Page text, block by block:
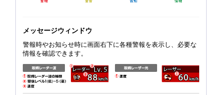
メッセージウィンドウ
警報時やお知らせ時に画面右下に各種警報を表示し、必要な
情報を確認できます。